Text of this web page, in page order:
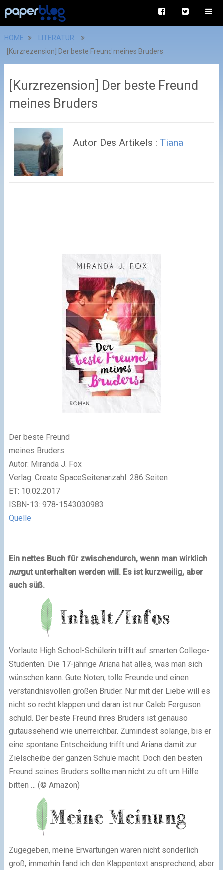
HOME
LITERATUR
[Kurzrezension] Der beste Freund meines Bruders
[Kurzrezension] Der beste Freund
meines Bruders
Autor Des Artikels :Tiana
Der beste Freund
meines Bruders
Autor: Miranda J. Fox
Verlag: Create SpaceSeitenanzahl: 286 Seiten
ET: 10.02.2017
ISBN-13: 978-1543030983
Quelle
Ein nettes Buch für zwischendurch, wenn man wirklich
nurgut unterhalten werden will. Es ist kurzweilig, aber
auch süß.
Vorlaute High School-Schülerin trifft auf smarten College-
Studenten. Die 17-jährige Ariana hat alles, was man sich
wünschen kann. Gute Noten, tolle Freunde und einen
verständnisvollen großen Bruder. Nur mit der Liebe will es
nicht so recht klappen und daran ist nur Caleb Ferguson
schuld. Der beste Freund ihres Bruders ist genauso
gutaussehend wie unerreichbar. Zumindest solange, bis er
eine spontane Entscheidung trifft und Ariana damit zur
Zielscheibe der ganzen Schule macht. Doch den besten
Freund seines Bruders sollte man nicht zu oft um Hilfe
bitten … (© Amazon)
Zugegeben, meine Erwartungen waren nicht sonderlich
groß, immerhin fand ich den Klappentext ansprechend, aber